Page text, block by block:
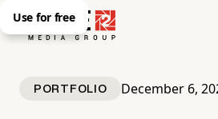
Use for free
PORTFOLIO December 6,